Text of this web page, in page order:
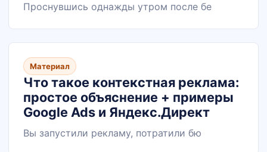
Проснувшись однажды утром после бе
Материал
Что такое контекстная реклама:
простое объяснение + примеры
Google Ads и Яндекс.Директ
Вы запустили рекламу, потратили бю